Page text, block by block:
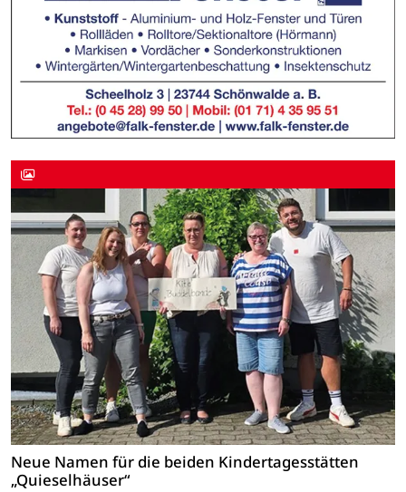
Neue Namen für die beiden Kindertagesstätten
„Quieselhäuser“